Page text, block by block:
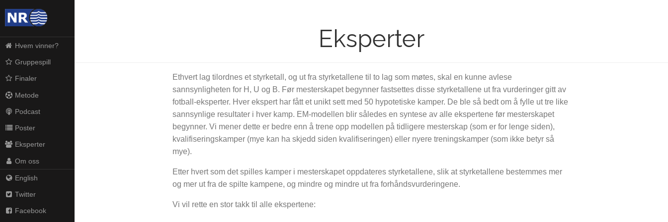
Hvem vinner?
Gruppespill
Finaler
Metode
Podcast
Poster
Eksperter
Om oss
English
Twitter
Facebook
Eksperter
Ethvert lag tilordnes et styrketall, og ut fra styrketallene til to lag som møtes, skal en kunne avlese
sannsynligheten for H, U og B. Før mesterskapet begynner fastsettes disse styrketallene ut fra vurderinger gitt av
fotball-eksperter. Hver ekspert har fått et unikt sett med 50 hypotetiske kamper. De ble så bedt om å fylle ut tre like
sannsynlige resultater i hver kamp. EM-modellen blir således en syntese av alle ekspertene før mesterskapet
begynner. Vi mener dette er bedre enn å trene opp modellen på tidligere mesterskap (som er for lenge siden),
kvalifiseringskamper (mye kan ha skjedd siden kvalifiseringen) eller nyere treningskamper (som ikke betyr så
mye).
Etter hvert som det spilles kamper i mesterskapet oppdateres styrketallene, slik at styrketallene bestemmes mer
og mer ut fra de spilte kampene, og mindre og mindre ut fra forhåndsvurderingene.
Vi vil rette en stor takk til alle ekspertene: